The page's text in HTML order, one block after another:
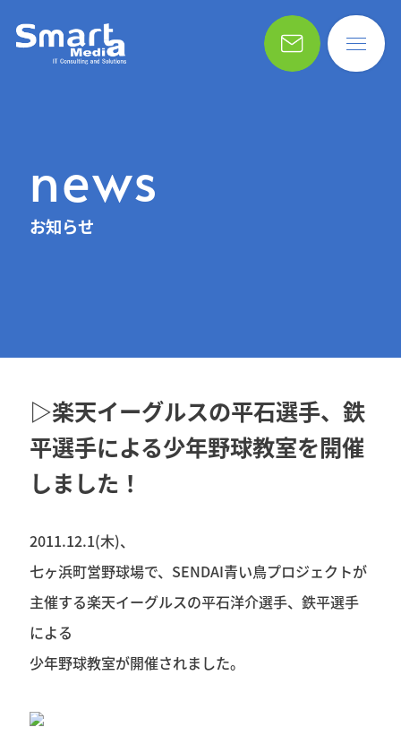
news
お知らせ
▷楽天イーグルスの平石選手、鉄
平選手による少年野球教室を開催
しました！
2011.12.1(木)、
七ヶ浜町営野球場で、SENDAI青い鳥プロジェクトが
主催する楽天イーグルスの平石洋介選手、鉄平選手
による
少年野球教室が開催されました。